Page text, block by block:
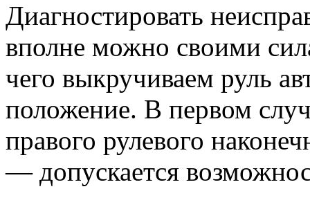
Диагностировать
вполне можно своими
чего выкручиваем руль
положение. В первом
правого рулевого
— допускается